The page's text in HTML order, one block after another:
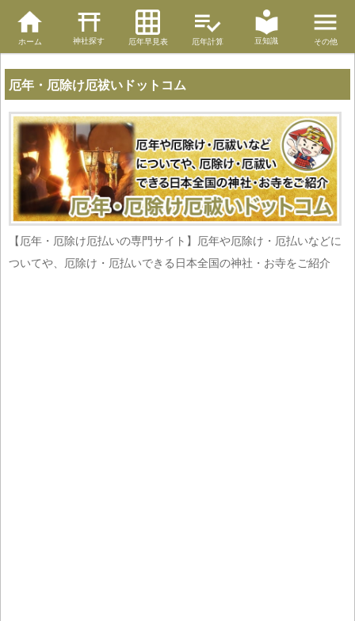
ホーム 神社探す 厄年早見表 厄年計算 豆知識 その他
厄年・厄除け厄祓いドットコム
【厄年・厄除け厄払いの専門サイト】厄年や厄除け・厄払いなどに
ついてや、厄除け・厄払いできる日本全国の神社・お寺をご紹介